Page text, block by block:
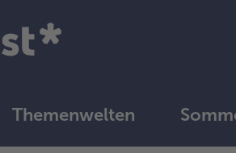
Themenwelten